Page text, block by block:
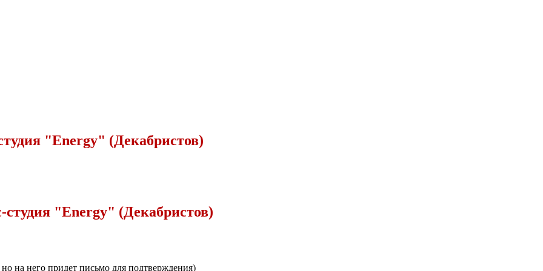
"Energy" (Декабристов)
студия "Energy" (Декабристов)
на него придет письмо для подтверждения)